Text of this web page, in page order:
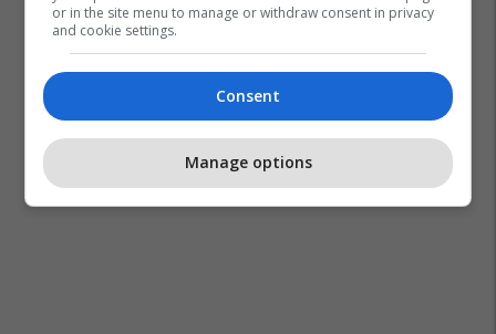
or in the site menu to manage or withdraw consent in privacy
and cookie settings.
Consent
Manage options